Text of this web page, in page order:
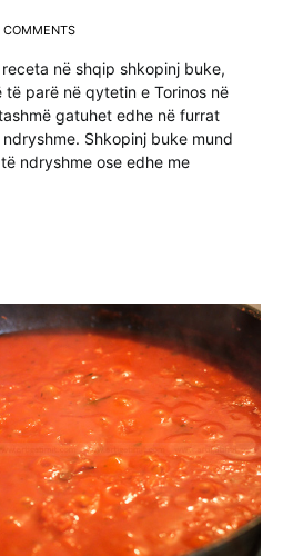
COMMENTS
në shqip shkopinj buke,
parë në qytetin e Torinos në
gatuhet edhe në furrat
Shkopinj buke mund
ndryshme ose edhe me